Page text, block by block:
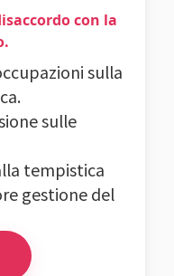
con la
sulla
sulle
tempistica
gestione del